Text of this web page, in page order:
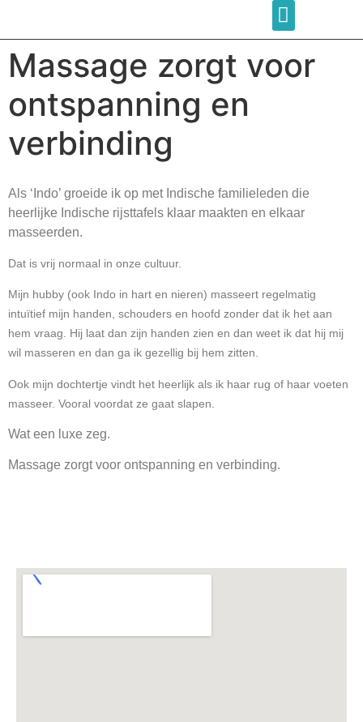
Massage zorgt voor
ontspanning en
verbinding
Als ‘Indo’ groeide ik op met Indische familieleden die
heerlijke Indische rijsttafels klaar maakten en elkaar
masseerden.
Dat is vrij normaal in onze cultuur.
Mijn hubby (ook Indo in hart en nieren) masseert regelmatig
intuïtief mijn handen, schouders en hoofd zonder dat ik het aan
hem vraag. Hij laat dan zijn handen zien en dan weet ik dat hij mij
wil masseren en dan ga ik gezellig bij hem zitten.
Ook mijn dochtertje vindt het heerlijk als ik haar rug of haar voeten
masseer. Vooral voordat ze gaat slapen.
Wat een luxe zeg.
Massage zorgt voor ontspanning en verbinding.